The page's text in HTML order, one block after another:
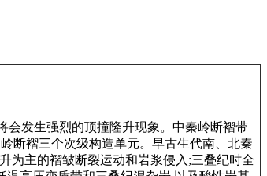
会发生强烈的顶撞隆升现象。中秦岭断褶带
断褶三个次级构造单元。早古生代南、北秦
为主的褶皱断裂运动和岩浆侵入;三叠纪时全